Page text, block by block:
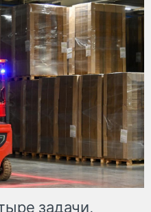
задачи,